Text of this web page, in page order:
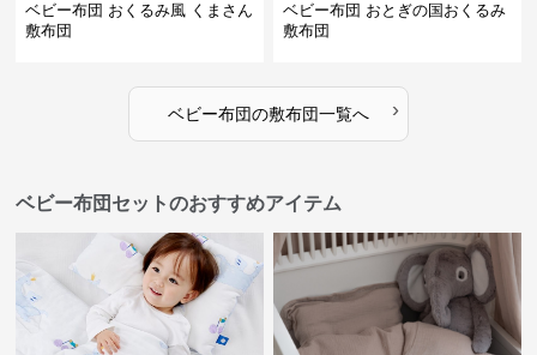
ベビー布団 おくるみ風 くまさん
敷布団
ベビー布団 おとぎの国おくるみ
敷布団
ベビー布団の敷布団一覧へ ›
ベビー布団セットのおすすめアイテム